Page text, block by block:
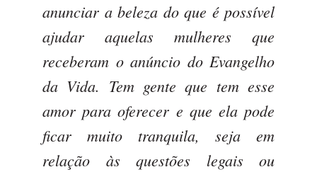
anunciar a beleza do que é possível
ajudar aquelas mulheres que
receberam o anúncio do Evangelho
da Vida. Tem gente que tem esse
amor para oferecer e que ela pode
ficar muito tranquila, seja em
relação às questões legais ou